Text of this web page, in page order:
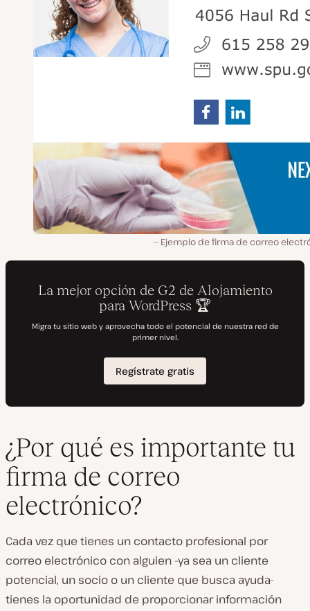
Ejemplo de firma de correo
¿Por qué es importante tu
firma de correo
electrónico?
Cada vez que tienes un contacto profesional por
correo electrónico con alguien -ya sea un cliente
potencial, un socio o un cliente que busca ayuda-
tienes la oportunidad de proporcionar información